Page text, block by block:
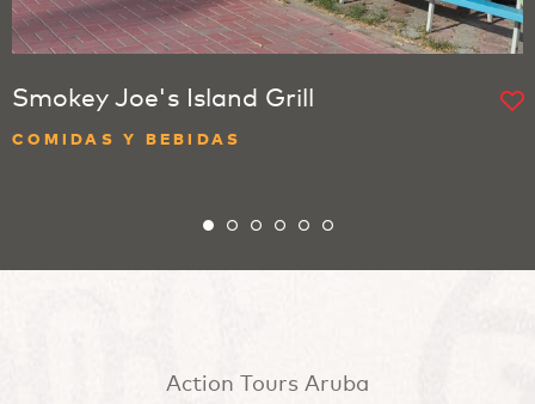
Smokey Joe's Island Grill
COMIDAS Y BEBIDAS
Action Tours Aruba